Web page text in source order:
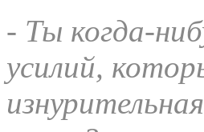
- Ты когда-
усилий,